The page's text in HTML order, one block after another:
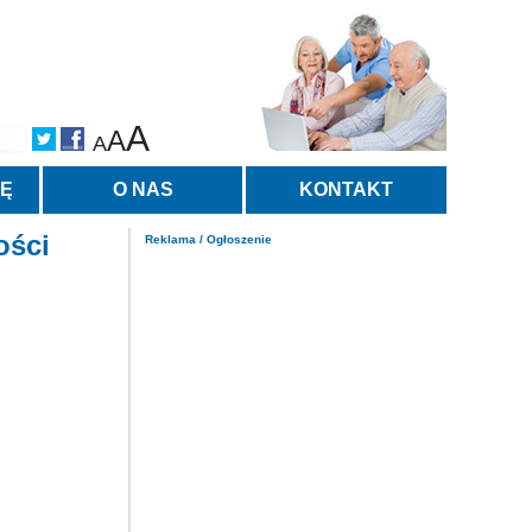
AAA
O NAS KONTAKT
Reklama / Ogłoszenie